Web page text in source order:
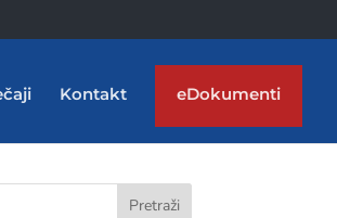
Kontakt eDokumenti